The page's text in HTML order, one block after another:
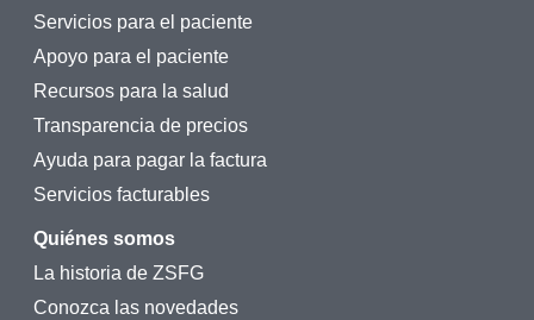
Servicios para el paciente
Apoyo para el paciente
Recursos para la salud
Transparencia de precios
Ayuda para pagar la factura
Servicios facturables
Quiénes somos
La historia de ZSFG
Conozca las novedades